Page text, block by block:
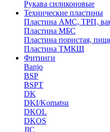
Рукава силиконовые
Технические пластины
Пластина АМС, ТРП,
Пластина МБС
Пластина пористая,
Пластина ТМКЩ
Фитинги
Banjo
BSP
BSPT
DK
DKI/Komatsu
DKOL
DKOS
JIC